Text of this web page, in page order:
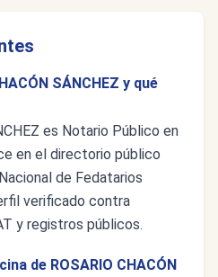
SÁNCHEZ y qué
es Notario Público en
en el directorio público
de Fedatarios
verificado contra
y registros públicos.
de ROSARIO CHACÓN